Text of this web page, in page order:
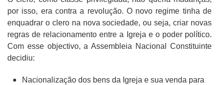
por isso, era contra a revolução. O novo regime tinha de
enquadrar o clero na nova sociedade, ou seja, criar novas
regras de relacionamento entre a Igreja e o poder político.
Com esse objectivo, a Assembleia Nacional Constituinte
decidiu:
Nacionalização dos bens da Igreja e sua venda para